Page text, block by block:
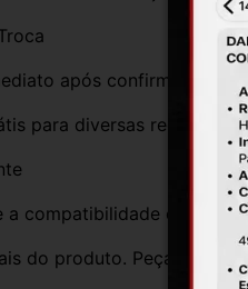
após confirmação da
para diversas regiões do
a compatibilidade com seu
do produto. Peça